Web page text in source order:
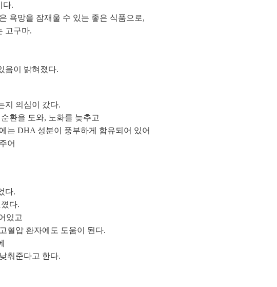
다.
욕망을 잠재울 수 있는 좋은 식품으로,
고구마.
음이 밝혀졌다.
지 의심이 갔다.
환을 도와, 노화를 늦추고
는 DHA 성분이 풍부하게 함유되어 있어
어
다.
다.
있고
혈압 환자에도 도움이 된다.
춰준다고 한다.